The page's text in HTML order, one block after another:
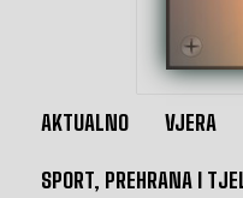
AKTUALNO VJERA
SPORT, PREHRANA I